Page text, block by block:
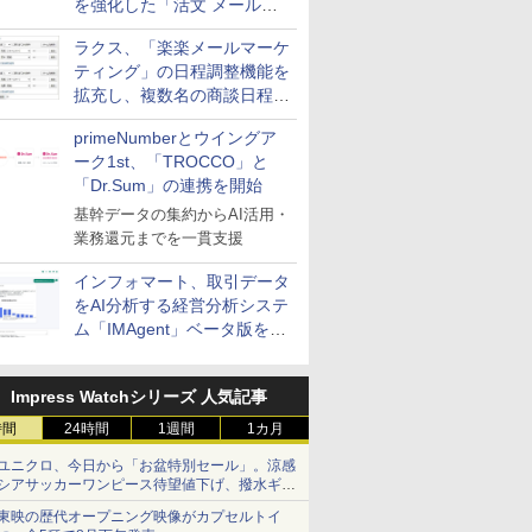
を強化した「活文 メール誤
送信防止アドインサービス」
を提供
ラクス、「楽楽メールマーケ
ティング」の日程調整機能を
拡充し、複数名の商談日程調
整を効率化
primeNumberとウイングア
ーク1st、「TROCCO」と
「Dr.Sum」の連携を開始
基幹データの集約からAI活用・
業務還元までを一貫支援
インフォマート、取引データ
をAI分析する経営分析システ
ム「IMAgent」ベータ版を提
Impress Watchシリーズ 人気記事
24時間 1週間 1カ月
ニクロ、今日から「お盆特別セール」。涼感
アサッカーワンピース待望値下げ、撥水ギア
ョーツは1990円に
映の歴代オープニング映像がカプセルトイ